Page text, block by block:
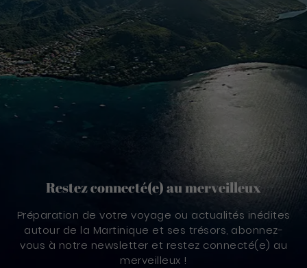
Restez connecté(e) au merveilleux
Préparation de votre voyage ou actualités inédites
autour de la Martinique et ses trésors, abonnez-
vous à notre newsletter et restez connecté(e) au
merveilleux !